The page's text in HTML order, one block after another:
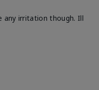
any irritation though. Ill